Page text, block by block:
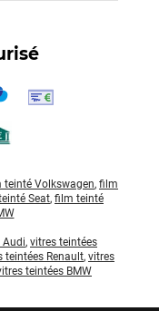
teinté Volkswagen, film
Seat, film teinté
Audi, vitres teintées
teintées Renault, vitres
teintées BMW